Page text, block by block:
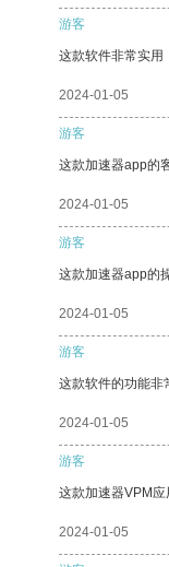
游客
这款软件非常实用
2024-01-05
游客
这款加速器app的
2024-01-05
游客
这款加速器app的
2024-01-05
游客
这款软件的功能非
2024-01-05
游客
这款加速器VPM
2024-01-05